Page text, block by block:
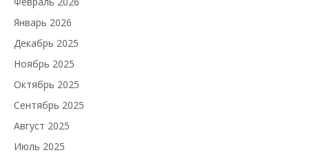
Январь 2026
Декабрь 2025
Ноябрь 2025
Октябрь 2025
Сентябрь 2025
Август 2025
Июль 2025